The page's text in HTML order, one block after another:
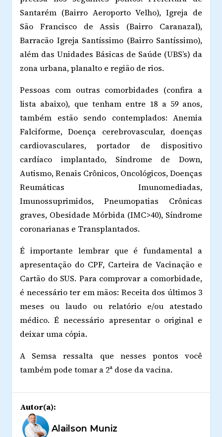
Santarém (Bairro Aeroporto Velho), Igreja de
São Francisco de Assis (Bairro Caranazal),
Barracão Igreja Santíssimo (Bairro Santíssimo),
além das Unidades Básicas de Saúde (UBS’s) da
zona urbana, planalto e região de rios.
Pessoas com outras comorbidades (confira a
lista abaixo), que tenham entre 18 a 59 anos,
também estão sendo contemplados: Anemia
Falciforme, Doença cerebrovascular, doenças
cardiovasculares, portador de dispositivo
cardíaco implantado, Síndrome de Down,
Autismo, Renais Crônicos, Oncológicos, Doenças
Reumáticas Imunomediadas,
Imunossuprimidos, Pneumopatias Crônicas
graves, Obesidade Mórbida (IMC>40), Síndrome
coronarianas e Transplantados.
É importante lembrar que é fundamental a
apresentação do CPF, Carteira de Vacinação e
Cartão do SUS. Para comprovar a comorbidade,
é necessário ter em mãos: Receita dos últimos 3
meses ou laudo ou relatório e/ou atestado
médico. É necessário apresentar o original e
deixar uma cópia.
A Semsa ressalta que nesses pontos você
também pode tomar a 2ª dose da vacina.
Autor(a):
Alailson Muniz